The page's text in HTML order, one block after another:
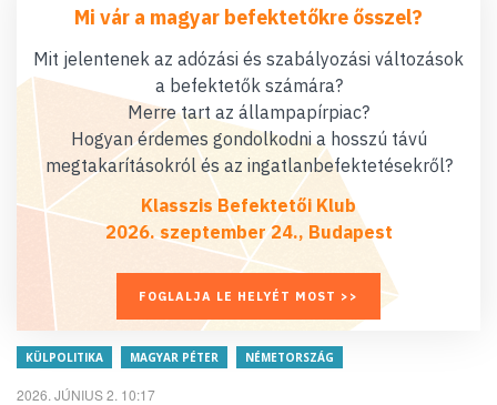
Mi vár a magyar befektetőkre ősszel?
Mit jelentenek az adózási és szabályozási változások
a befektetők számára?
Merre tart az állampapírpiac?
Hogyan érdemes gondolkodni a hosszú távú
megtakarításokról és az ingatlanbefektetésekről?
Klasszis Befektetői Klub
2026. szeptember 24., Budapest
FOGLALJA LE HELYÉT MOST >>
KÜLPOLITIKA MAGYAR PÉTER NÉMETORSZÁG
2026. JÚNIUS 2. 10:17